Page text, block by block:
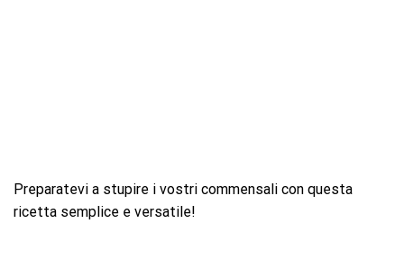
Preparatevi a stupire i vostri commensali con questa
ricetta semplice e versatile!